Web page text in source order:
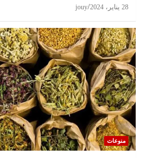
28 يناير، 2024 jouy
منوعات